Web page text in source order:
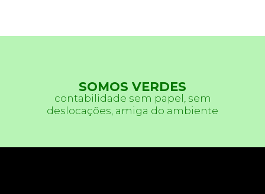
SOMOS VERDES
contabilidade sem papel, sem
deslocações, amiga do ambiente